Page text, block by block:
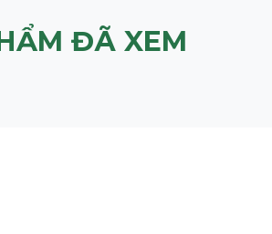
CỦA Mineaderm H.A. Intense
cho làn da thiếu ẩm, mất nước, bề mặt
hiện các dấu hiệu tuổi tác như nếp
ĐÃ XEM